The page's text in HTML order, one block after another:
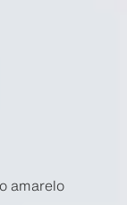
amarelo